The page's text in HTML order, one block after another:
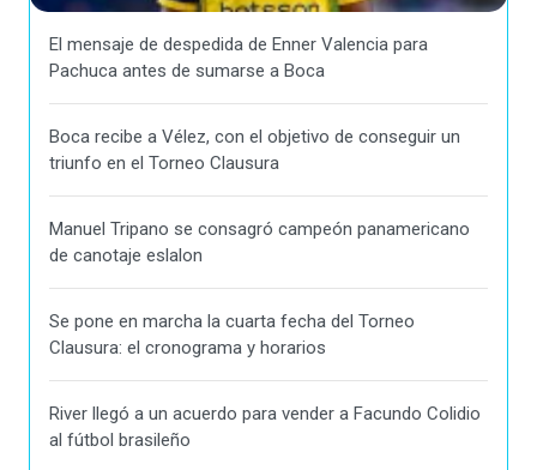
El mensaje de despedida de Enner Valencia para
Pachuca antes de sumarse a Boca
Boca recibe a Vélez, con el objetivo de conseguir un
triunfo en el Torneo Clausura
Manuel Tripano se consagró campeón panamericano
de canotaje eslalon
Se pone en marcha la cuarta fecha del Torneo
Clausura: el cronograma y horarios
River llegó a un acuerdo para vender a Facundo Colidio
al fútbol brasileño